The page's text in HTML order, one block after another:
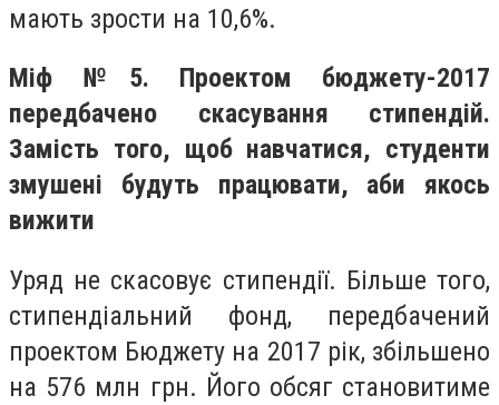
мають зрости на 10,6%.
Міф №5. Проектом бюджету-2017
передбачено скасування стипендій.
Замість того, щоб навчатися, студенти
змушені будуть працювати, аби якось
вижити
Уряд не скасовує стипендії. Більше того,
стипендіальний фонд, передбачений
проектом Бюджету на 2017 рік, збільшено
на 576 млн грн. Його обсяг становитиме